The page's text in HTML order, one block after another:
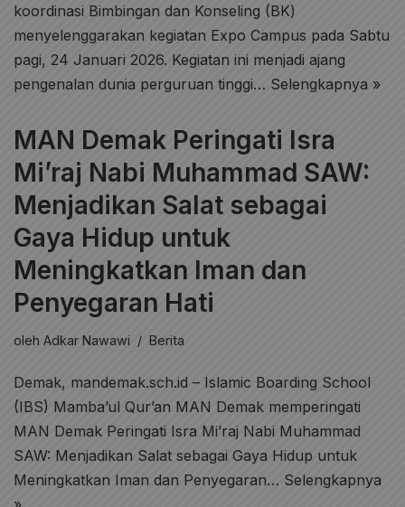
koordinasi Bimbingan dan Konseling (BK)
menyelenggarakan kegiatan Expo Campus pada Sabtu
pagi, 24 Januari 2026. Kegiatan ini menjadi ajang
pengenalan dunia perguruan tinggi… Selengkapnya »
MAN Demak Peringati Isra
Mi’raj Nabi Muhammad SAW:
Menjadikan Salat sebagai
Gaya Hidup untuk
Meningkatkan Iman dan
Penyegaran Hati
oleh Adkar Nawawi Berita
Demak, mandemak.sch.id – Islamic Boarding School
(IBS) Mamba’ul Qur’an MAN Demak memperingati
MAN Demak Peringati Isra Mi’raj Nabi Muhammad
SAW: Menjadikan Salat sebagai Gaya Hidup untuk
Meningkatkan Iman dan Penyegaran… Selengkapnya